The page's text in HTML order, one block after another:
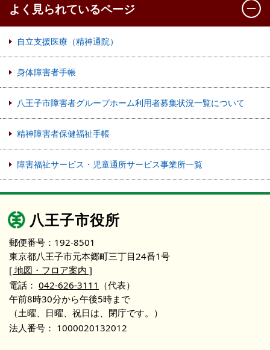
よく見られているページ
自立支援医療（精神通院）
身体障害者手帳
八王子市障害者グループホーム利用者募集状況一覧について
精神障害者保健福祉手帳
障害福祉サービス・児童通所サービス事業所一覧
八王子市役所
郵便番号：192-8501
東京都八王子市元本郷町三丁目24番1号
[ 地図・フロア案内 ]
電話： 042-626-3111 （代表）
午前8時30分から午後5時まで
（土曜、日曜、祝日は、閉庁です。）
法人番号： 1000020132012